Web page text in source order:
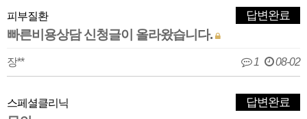
피부질환
빠른비용상담 신청글이 올라왔습니다.
답변완료
장** 1 08-02
스페셜클리닉 답변완료